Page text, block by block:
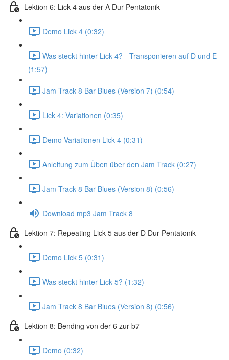
Lektion 6: Lick 4 aus der A Dur Pentatonik
Demo Lick 4 (0:32)
Was steckt hinter Lick 4? - Transponieren auf D und E
(1:57)
Jam Track 8 Bar Blues (Version 7) (0:54)
Lick 4: Variationen (0:35)
Demo Variationen Lick 4 (0:31)
Anleitung zum Üben über den Jam Track (0:27)
Jam Track 8 Bar Blues (Version 8) (0:56)
Download mp3 Jam Track 8
Lektion 7: Repeating Lick 5 aus der D Dur Pentatonik
Demo Lick 5 (0:31)
Was steckt hinter Lick 5? (1:32)
Jam Track 8 Bar Blues (Version 8) (0:56)
Lektion 8: Bending von der 6 zur b7
Demo (0:32)